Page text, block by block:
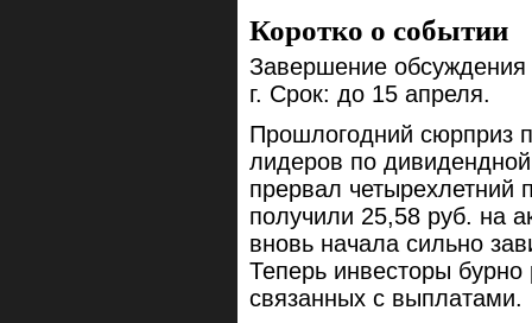
Коротко о событии
Завершение
г. Срок: до 15 апреля.
Прошлогодний сюрприз
лидеров по
прервал четырехлетний
получили 25,58 руб. на
вновь начала сильно
Теперь инвесторы
связанных с выплатами.